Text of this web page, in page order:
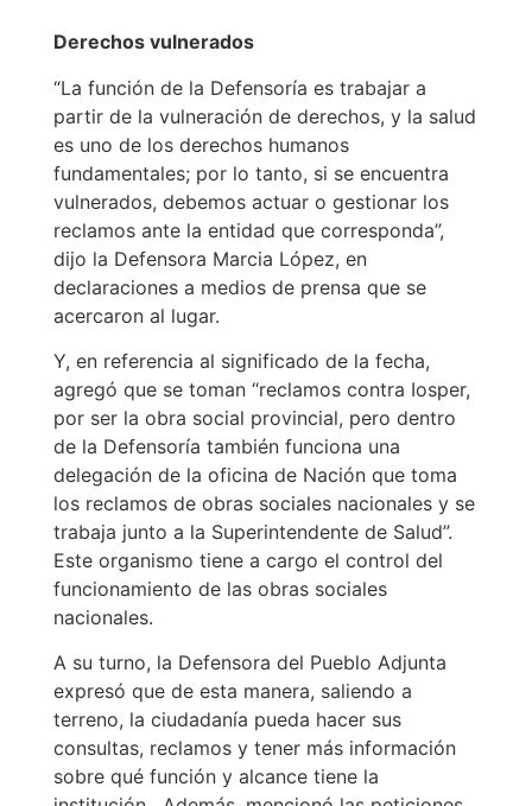
Derechos vulnerados
“La función de la Defensoría es trabajar a
partir de la vulneración de derechos, y la salud
es uno de los derechos humanos
fundamentales; por lo tanto, si se encuentra
vulnerados, debemos actuar o gestionar los
reclamos ante la entidad que corresponda”,
dijo la Defensora Marcia López, en
declaraciones a medios de prensa que se
acercaron al lugar.
Y, en referencia al significado de la fecha,
agregó que se toman “reclamos contra Iosper,
por ser la obra social provincial, pero dentro
de la Defensoría también funciona una
delegación de la oficina de Nación que toma
los reclamos de obras sociales nacionales y se
trabaja junto a la Superintendente de Salud”.
Este organismo tiene a cargo el control del
funcionamiento de las obras sociales
nacionales.
A su turno, la Defensora del Pueblo Adjunta
expresó que de esta manera, saliendo a
terreno, la ciudadanía pueda hacer sus
consultas, reclamos y tener más información
sobre qué función y alcance tiene la